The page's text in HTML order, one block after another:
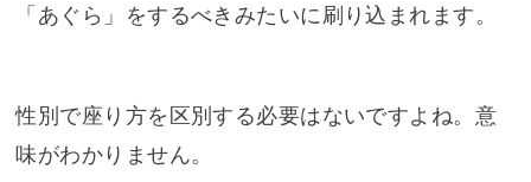
「あぐら」をするべきみたいに刷り込まれます。
性別で座り方を区別する必要はないですよね。意
味がわかりません。